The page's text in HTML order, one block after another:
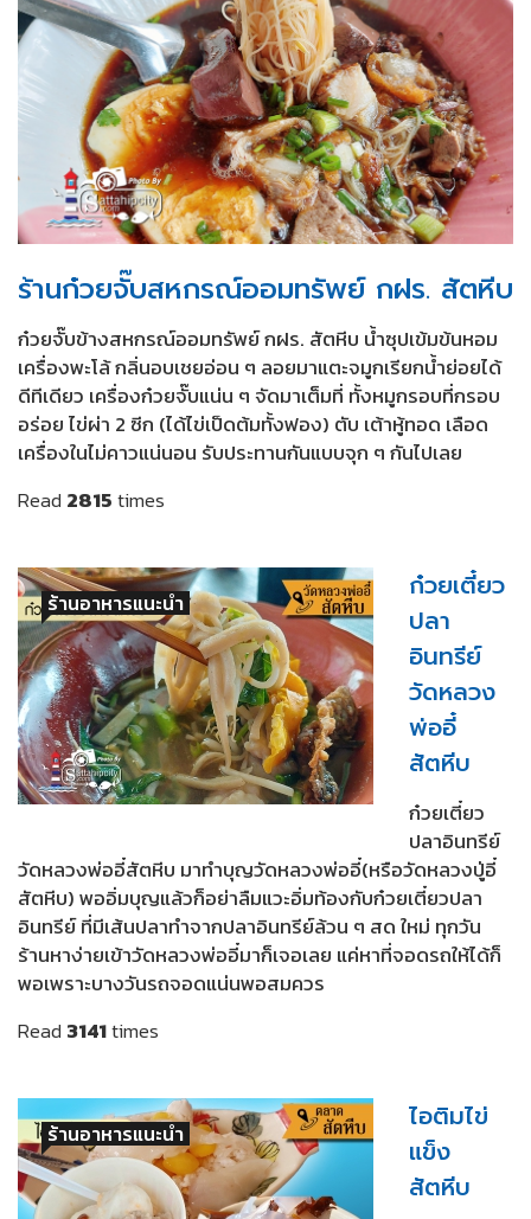
ร้านก๋วยจั๊บสหกรณ์ออมทรัพย์ กฝร. สัตหีบ
ก๋วยจั๊บข้างสหกรณ์ออมทรัพย์ กฝร. สัตหีบ น้ำซุปเข้มข้นหอม
เครื่องพะโล้ กลิ่นอบเชยอ่อน ๆ ลอยมาแตะจมูกเรียกน้ำย่อยได้
ดีทีเดียว เครื่องก๋วยจั๊บแน่น ๆ จัดมาเต็มที่ ทั้งหมูกรอบที่กรอบ
อร่อย ไข่ผ่า 2 ซีก (ได้ไข่เป็ดต้มทั้งฟอง) ตับ เต้าหู้ทอด เลือด
เครื่องในไม่คาวแน่นอน รับประทานกันแบบจุก ๆ กันไปเลย
Read 2815times
ร้านอาหารแนะนำ
ก๋วยเตี๋ยว
ปลา
อินทรีย์
วัดหลวง
พ่ออี๋
สัตหีบ
ก๋วยเตี๋ยว
ปลาอินทรีย์
วัดหลวงพ่ออี๋สัตหีบ มาทำบุญวัดหลวงพ่ออี๋(หรือวัดหลวงปู่อี๋
สัตหีบ) พออิ่มบุญแล้วก็อย่าลืมแวะอิ่มท้องกับก๋วยเตี๋ยวปลา
อินทรีย์ ที่มีเส้นปลาทำจากปลาอินทรีย์ล้วน ๆ สด ใหม่ ทุกวัน
ร้านหาง่ายเข้าวัดหลวงพ่ออี๋มาก็เจอเลย แค่หาที่จอดรถให้ได้ก็
พอเพราะบางวันรถจอดแน่นพอสมควร
Read 3141times
ร้านอาหารแนะนำ
ไอติมไข่
แข็ง
สัตหีบ